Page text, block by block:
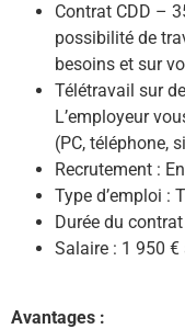
Contrat CDD –
possibilité de
besoins et sur
Télétravail sur
L’employeur
(PC, téléphone,
Recrutement :
Type d’emploi :
Durée du
Salaire : 1 950
Avantages :